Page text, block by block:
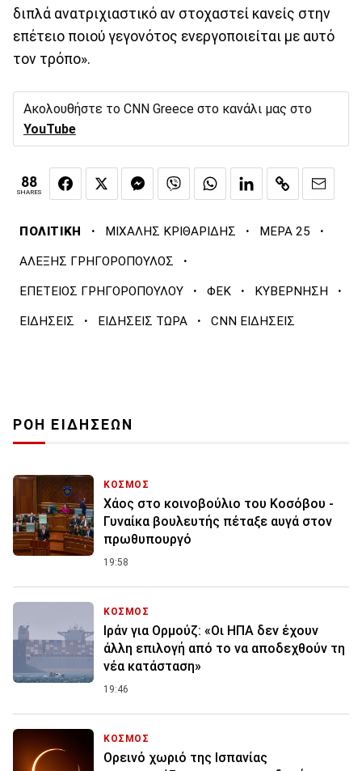
διπλά ανατριχιαστικό αν στοχαστεί κανείς στην
επέτειο ποιού γεγονότος ενεργοποιείται με αυτό
τον τρόπο».
Ακολουθήστε το CNN Greece στο κανάλι μας στο
YouTube
88
SHARES
ΠΟΛΙΤΙΚΗ · ΜΙΧΑΛΗΣ ΚΡΙΘΑΡΙΔΗΣ · ΜΕΡΑ 25 ·
ΑΛΕΞΗΣ ΓΡΗΓΟΡΟΠΟΥΛΟΣ ·
ΕΠΕΤΕΙΟΣ ΓΡΗΓΟΡΟΠΟΥΛΟΥ · ΦΕΚ · ΚΥΒΕΡΝΗΣΗ ·
ΕΙΔΗΣΕΙΣ · ΕΙΔΗΣΕΙΣ ΤΩΡΑ · CNN ΕΙΔΗΣΕΙΣ
ΡΟΗ ΕΙΔΗΣΕΩΝ
ΚΟΣΜΟΣ
Χάος στο κοινοβούλιο του Κοσόβου -
Γυναίκα βουλευτής πέταξε αυγά στον
πρωθυπουργό
19:58
ΚΟΣΜΟΣ
Ιράν για Ορμούζ: «Οι ΗΠΑ δεν έχουν
άλλη επιλογή από το να αποδεχθούν τη
νέα κατάσταση»
19:46
ΚΟΣΜΟΣ
Ορεινό χωριό της Ισπανίας